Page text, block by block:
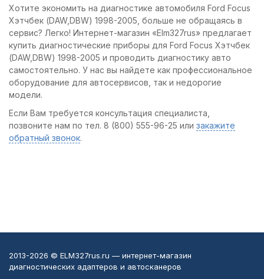
Хотите экономить на диагностике автомобиля Ford Focus
Хэтчбек (DAW,DBW) 1998-2005, больше не обращаясь в
сервис? Легко! Интернет-магазин «Elm327rus» предлагает
купить диагностические приборы для Ford Focus Хэтчбек
(DAW,DBW) 1998-2005 и проводить диагностику авто
самостоятельно. У нас вы найдете как профессиональное
оборудование для автосервисов, так и недорогие
модели.
Если Вам требуется консультация специалиста,
позвоните нам по тел. 8 (800) 555-96-25 или закажите
обратный звонок.
2013-2026 © ELM327rus.ru — интернет-магазин
диагностических адаптеров и автосканеров